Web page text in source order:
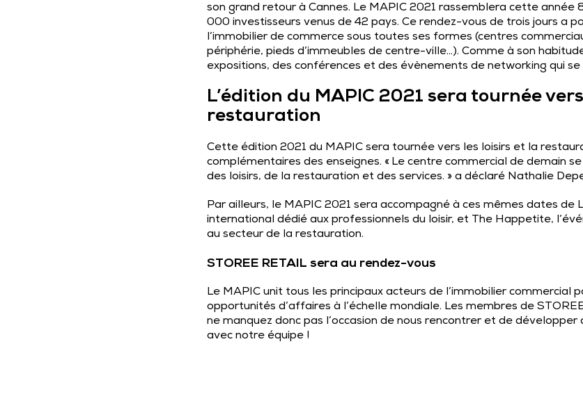
son grand retour à Cannes. Le MAPIC 2021 rassemblera cette année
000 investisseurs venus de 42 pays. Ce rendez-vous de trois jours a
l’immobilier de commerce sous toutes ses formes (centres
périphérie, pieds d’immeubles de centre-ville…). Comme à son
expositions, des conférences et des évènements de networking qui se
L’édition du MAPIC 2021 sera tournée
restauration
Cette édition 2021 du MAPIC sera tournée vers les loisirs et la
complémentaires des enseignes. « Le centre commercial de demain
des loisirs, de la restauration et des services. » a déclaré Nathalie
Par ailleurs, le MAPIC 2021 sera accompagné à ces mêmes dates de
international dédié aux professionnels du loisir, et The Happetite,
au secteur de la restauration.
STOREE RETAIL sera au rendez-vous
Le MAPIC unit tous les principaux acteurs de l’immobilier commercial
opportunités d’affaires à l’échelle mondiale. Les membres de
ne manquez donc pas l’occasion de nous rencontrer et de
avec notre équipe !